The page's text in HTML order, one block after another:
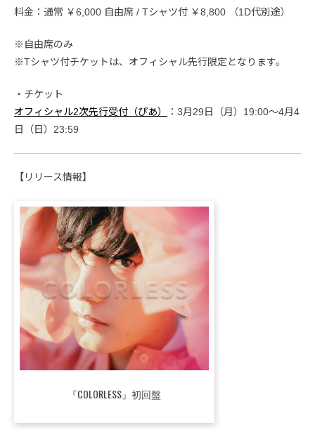
料金：通常 ￥6,000 自由席 / Tシャツ付 ￥8,800 （1D代別途）
※自由席のみ
※Tシャツ付チケットは、オフィシャル先行限定となります。
・チケット
オフィシャル2次先行受付（ぴあ）
：3月29日（月）19:00～4月4
日（日）23:59
【リリース情報】
『COLORLESS』初回盤